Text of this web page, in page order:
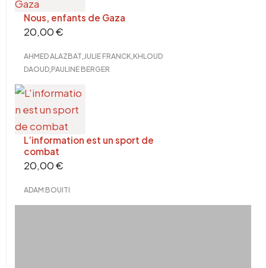
Nous, enfants de Gaza
20,00€
AHMED ALAZBAT JULIE FRANCK KHLOUD
DAOUD PAULINE BERGER
L’information est un sport de
combat
20,00€
ADAM BOUITI